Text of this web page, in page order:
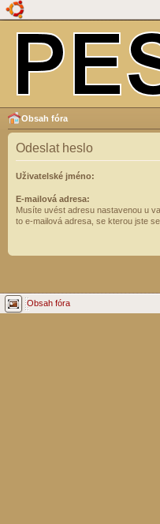
Obsah fóra
Odeslat heslo
Uživatelské jméno:
E-mailová adresa:
Musíte uvést adresu nastavenou u
to e-mailová adresa, se kterou jste
Obsah fóra